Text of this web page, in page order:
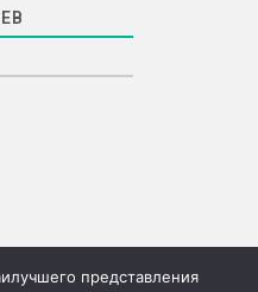
представления